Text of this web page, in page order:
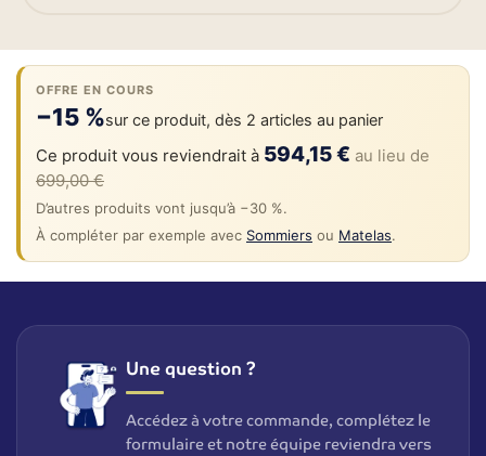
OFFRE EN COURS
−15 %sur ce produit, dès 2 articles au panier
Ce produit vous reviendrait à 594,15 € au lieu de
699,00 €
D’autres produits vont jusqu’à −30 %.
À compléter par exemple avec Sommiers ou Matelas.
Une question ?
Accédez à votre commande, complétez le
formulaire et notre équipe reviendra vers